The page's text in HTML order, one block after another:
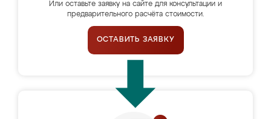
Или оставьте заявку на сайте для консультации и
предварительного расчёта стоимости.
ОСТАВИТЬ ЗАЯВКУ